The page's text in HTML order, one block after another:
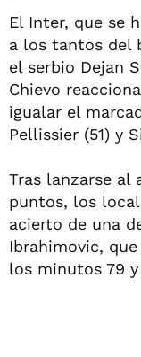
El Inter, que se
a los tantos del
el serbio Dejan
Chievo
igualar el
Pellissier (51) y
Tras lanzarse al
puntos, los
acierto de una
Ibrahimovic,
los minutos 79